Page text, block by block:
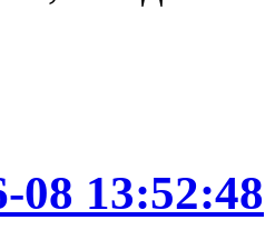
08 13:52:48